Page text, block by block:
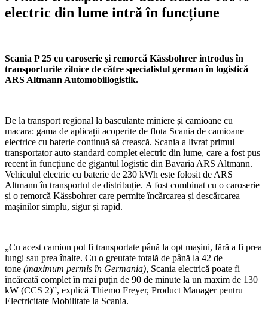
electric din lume intră în funcțiune
Scania P 25 cu caroserie și remorcă Kässbohrer introdus în
transporturile zilnice de către specialistul german în logistică
ARS Altmann Automobillogistik.
De la transport regional la basculante miniere și camioane cu
macara: gama de aplicații acoperite de flota Scania de camioane
electrice cu baterie continuă să crească. Scania a livrat primul
transportator auto standard complet electric din lume, care a fost pus
recent în funcțiune de gigantul logistic din Bavaria ARS Altmann.
Vehiculul electric cu baterie de 230 kWh este folosit de ARS
Altmann în transportul de distribuție. A fost combinat cu o caroserie
și o remorcă Kässbohrer care permite încărcarea și descărcarea
mașinilor simplu, sigur și rapid.
„Cu acest camion pot fi transportate până la opt mașini, fără a fi prea
lungi sau prea înalte. Cu o greutate totală de până la 42 de
tone (maximum permis în Germania), Scania electrică poate fi
încărcată complet în mai puțin de 90 de minute la un maxim de 130
kW (CCS 2)”, explică Thiemo Freyer, Product Manager pentru
Electricitate Mobilitate la Scania.